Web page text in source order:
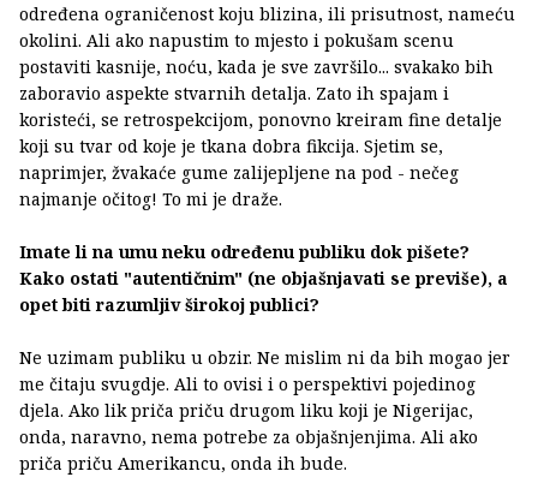
određena ograničenost koju blizina, ili prisutnost, nameću
okolini. Ali ako napustim to mjesto i pokušam scenu
postaviti kasnije, noću, kada je sve završilo... svakako bih
zaboravio aspekte stvarnih detalja. Zato ih spajam i
koristeći, se retrospekcijom, ponovno kreiram fine detalje
koji su tvar od koje je tkana dobra fikcija. Sjetim se,
naprimjer, žvakaće gume zalijepljene na pod - nečeg
najmanje očitog! To mi je draže.
Imate li na umu neku određenu publiku dok pišete?
Kako ostati "autentičnim" (ne objašnjavati se previše), a
opet biti razumljiv širokoj publici?
Ne uzimam publiku u obzir. Ne mislim ni da bih mogao jer
me čitaju svugdje. Ali to ovisi i o perspektivi pojedinog
djela. Ako lik priča priču drugom liku koji je Nigerijac,
onda, naravno, nema potrebe za objašnjenjima. Ali ako
priča priču Amerikancu, onda ih bude.